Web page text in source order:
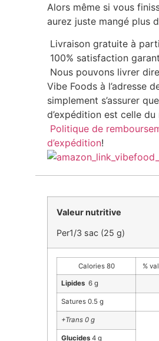
Alors même si vous
aurez juste mangé plus
Livraison gratuite à
100% satisfaction
Nous pouvons livrer
Vibe Foods à l’adresse
simplement s’assurer
d’expédition est celle
Politique de
d’expédition!
Valeur nutritive
Per1/3 sac (25 g)
Calories 80 %
Lipides 6 g
Satures 0.5 g
+Trans 0 g
Glucides 4 g